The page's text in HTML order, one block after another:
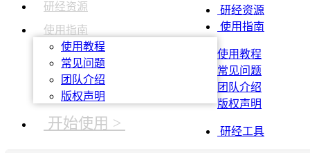
研经资源
使用指南
使用教程
常见问题
团队介绍
版权声明
开始使用 >
研经资源
使用指南
使用教程
常见问题
团队介绍
版权声明
研经工具